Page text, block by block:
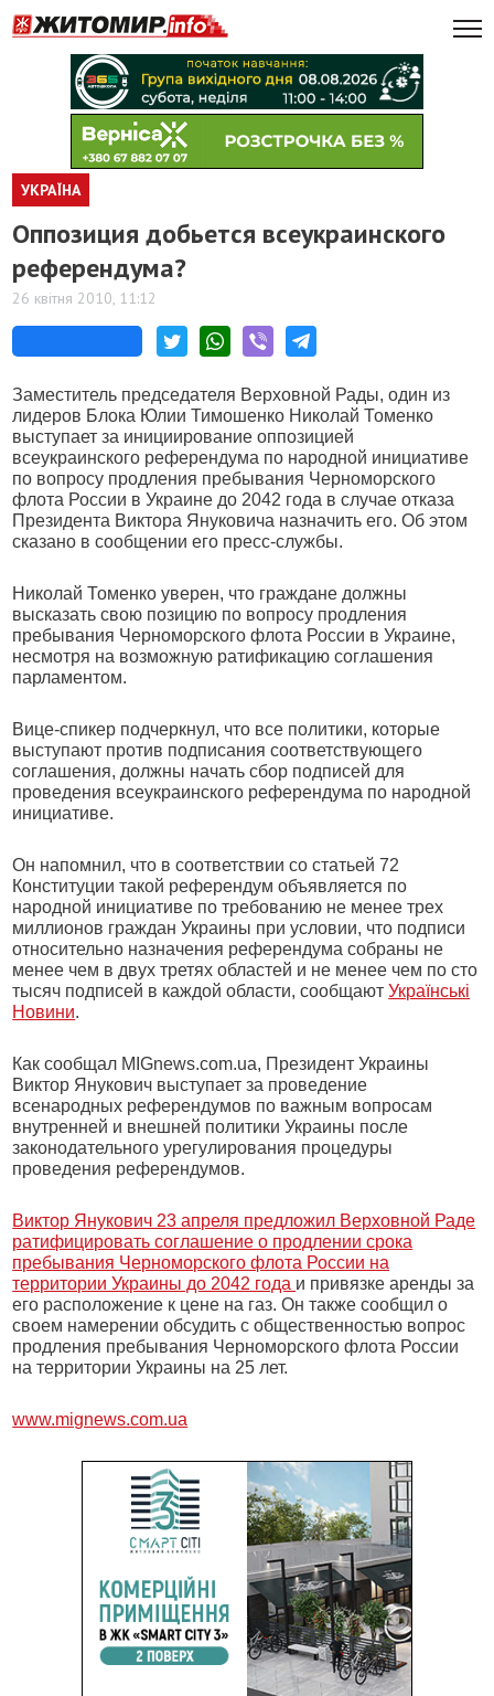
УКРАЇНА
Оппозиция добьется всеукраинского
референдума?
26 квітня 2010, 11:12
Заместитель председателя Верховной Рады, один из
лидеров Блока Юлии Тимошенко Николай Томенко
выступает за инициирование оппозицией
всеукраинского референдума по народной инициативе
по вопросу продления пребывания Черноморского
флота России в Украине до 2042 года в случае отказа
Президента Виктора Януковича назначить его. Об этом
сказано в сообщении его пресс-службы.
Николай Томенко уверен, что граждане должны
высказать свою позицию по вопросу продления
пребывания Черноморского флота России в Украине,
несмотря на возможную ратификацию соглашения
парламентом.
Вице-спикер подчеркнул, что все политики, которые
выступают против подписания соответствующего
соглашения, должны начать сбор подписей для
проведения всеукраинского референдума по народной
инициативе.
Он напомнил, что в соответствии со статьей 72
Конституции такой референдум объявляется по
народной инициативе по требованию не менее трех
миллионов граждан Украины при условии, что подписи
относительно назначения референдума собраны не
менее чем в двух третях областей и не менее чем по сто
тысяч подписей в каждой области, сообщаютУкраїнські
Новини.
Как сообщал MIGnews.com.ua, Президент Украины
Виктор Янукович выступает за проведение
всенародных референдумов по важным вопросам
внутренней и внешней политики Украины после
законодательного урегулирования процедуры
проведения референдумов.
Виктор Янукович 23 апреля предложил Верховной Раде
ратифицировать соглашение о продлении срока
пребывания Черноморского флота России на
территории Украины до 2042 года и привязке аренды за
его расположение к цене на газ. Он также сообщил о
своем намерении обсудить с общественностью вопрос
продления пребывания Черноморского флота России
на территории Украины на 25 лет.
www.mignews.com.ua